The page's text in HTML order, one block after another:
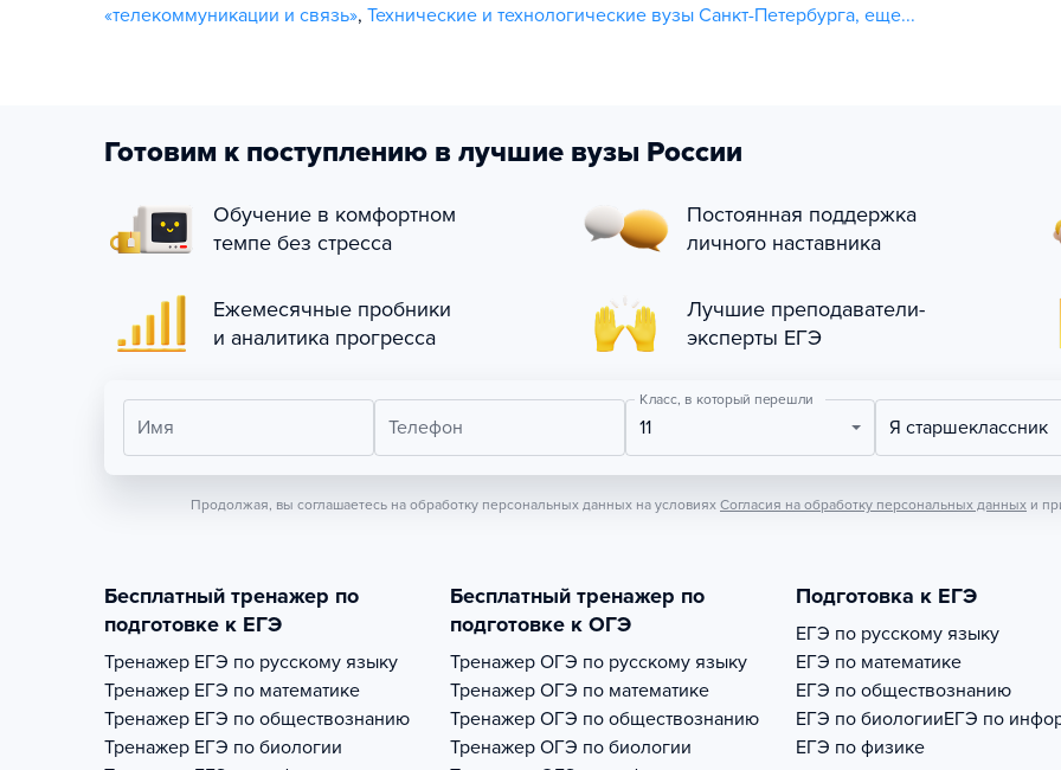
«телекоммуникации и связь», Технические и технологические вузы Санкт-Петербурга, еще...
Готовим к поступлению в лучшие вузы России
Обучение в комфортном
темпе без стресса
Постоянная поддержка
личного наставника
Ежемесячные пробники
и аналитика прогресса
Лучшие преподаватели-
эксперты ЕГЭ
Имя Телефон
Класс, в который перешли
11 Я старшеклассник
Продолжая, вы соглашаетесь на обработку персональных данных на условиях Согласия на обработку персональных данных и
Бесплатный тренажер по
подготовке к ЕГЭ
Тренажер ЕГЭ по русскому языку
Тренажер ЕГЭ по математике
Тренажер ЕГЭ по обществознанию
Тренажер ЕГЭ по биологии
Бесплатный тренажер по
подготовке к ОГЭ
Тренажер ОГЭ по русскому языку
Тренажер ОГЭ по математике
Тренажер ОГЭ по обществознанию
Тренажер ОГЭ по биологии
Подготовка к ЕГЭ
ЕГЭ по русскому языку
ЕГЭ по математике
ЕГЭ по обществознанию
ЕГЭ по биологииЕГЭ по
ЕГЭ по физике